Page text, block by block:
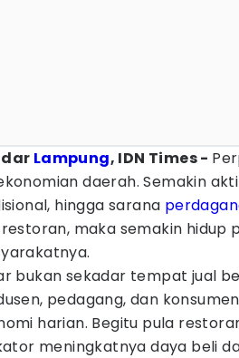
Lampung, IDN Times -
daerah. Semakin
hingga sarana
maka semakin hidup
bukan sekadar tempat jual
pedagang, dan
harian. Begitu pula
meningkatnya daya beli